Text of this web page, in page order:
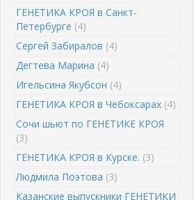
ГЕНЕТИКА КРОЯ в Санкт-
Петербурге (4)
Сергей Забиралов (4)
Дегтева Марина (4)
Игельсина Якубсон (4)
ГЕНЕТИКА КРОЯ в Чебоксарах (4)
Сочи шьют по ГЕНЕТИКЕ КРОЯ
(3)
ГЕНЕТИКА КРОЯ в Курске. (3)
Людмила Поэтова (3)
Казанские выпускники ГЕНЕТИКИ